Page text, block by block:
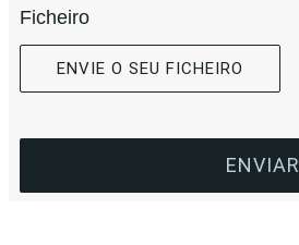
Ficheiro
ENVIE O SEU FICHEIRO
ENVIAR